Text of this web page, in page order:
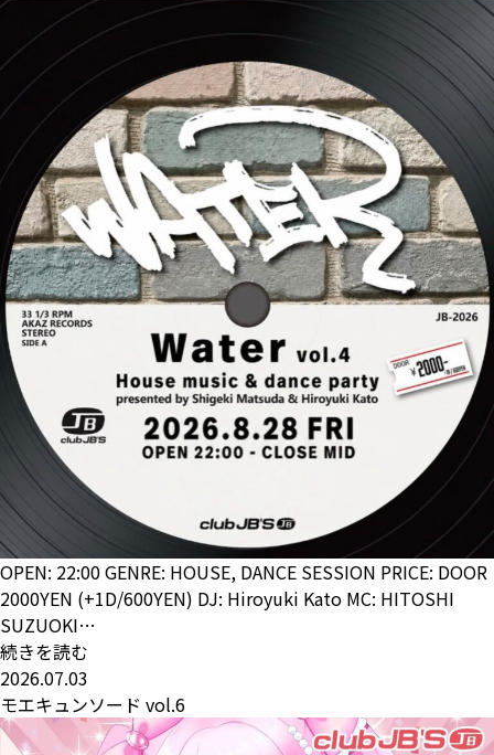
OPEN: 22:00 GENRE: HOUSE, DANCE SESSION PRICE: DOOR
2000YEN (+1D/600YEN) DJ: Hiroyuki Kato MC: HITOSHI
SUZUOKI…
続きを読む
2026.07.03
モエキュンソード vol.6